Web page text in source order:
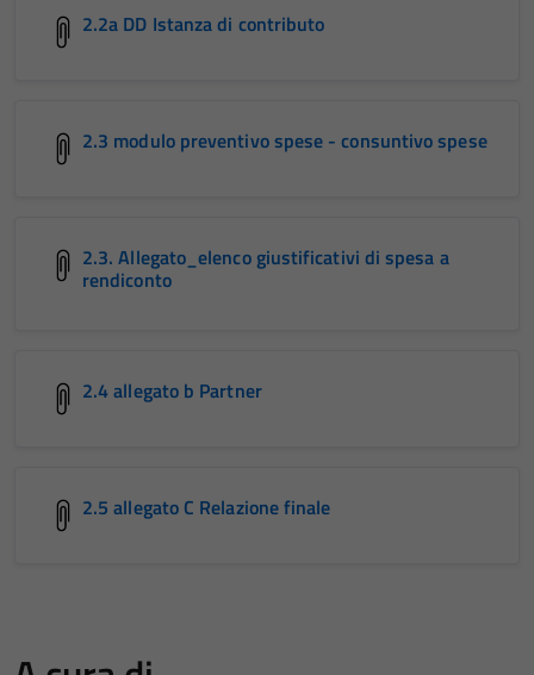
2.2a DD Istanza di contributo
2.3 modulo preventivo spese - consuntivo spese
2.3. Allegato_elenco giustificativi di spesa a
rendiconto
2.4 allegato b Partner
2.5 allegato C Relazione finale